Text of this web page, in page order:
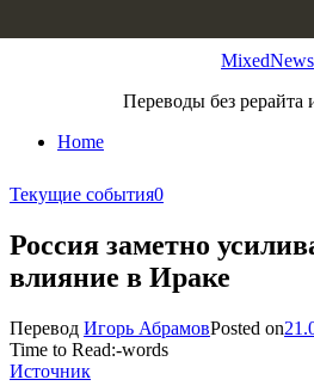
MixedNews
Переводы без рерайта
Home
Текущие события0
Россия заметно
влияние в Ираке
Перевод Игорь АбрамовPosted on
Time to Read:-words
Источник